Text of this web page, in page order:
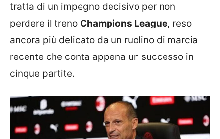
tratta di un impegno decisivo per non
perdere il treno Champions League, reso
ancora più delicato da un ruolino di marcia
recente che conta appena un successo in
cinque partite.